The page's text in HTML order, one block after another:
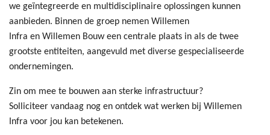
we geïntegreerde en multidisciplinaire oplossingen kunnen
aanbieden. Binnen de groep nemen Willemen
Infra en Willemen Bouw een centrale plaats in als de twee
grootste entiteiten, aangevuld met diverse gespecialiseerde
ondernemingen.
Zin om mee te bouwen aan sterke infrastructuur?
Solliciteer vandaag nog en ontdek wat werken bij Willemen
Infra voor jou kan betekenen.